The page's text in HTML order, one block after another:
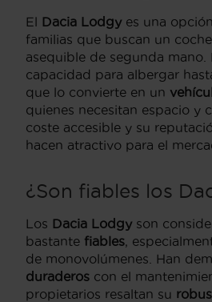
El Dacia Lodgy es una
familias que buscan un
asequible de segunda mano.
capacidad para albergar
que lo convierte en un
quienes necesitan espacio y
coste accesible y su
hacen atractivo para el
¿Son fiables los
Los Dacia Lodgy son
bastante fiables ,
de monovolúmenes. Han
duraderos con el
propietarios resaltan su